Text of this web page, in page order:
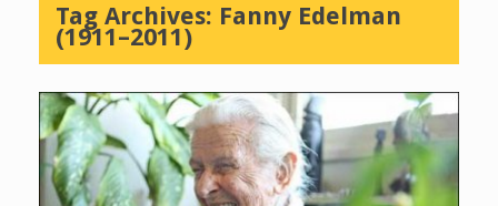
Tag Archives: Fanny Edelman
(1911–2011)